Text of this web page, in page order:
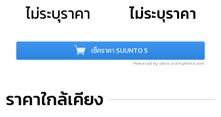
ไม่ระบุราคา ไม่ระบุราคา
เช็คราคา SUUNTO 5
Powered by store.siamphone.com
ราคาใกล้เคียง